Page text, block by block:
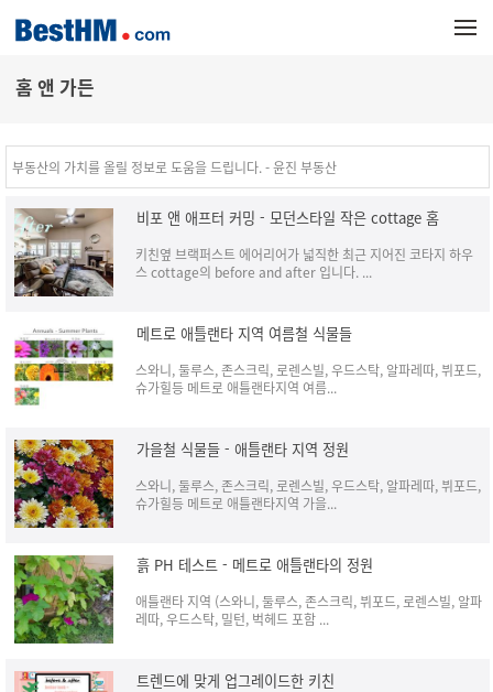
홈 앤 가든
부동산의 가치를 올릴 정보로 도움을 드립니다. - 윤진 부동산
비포 앤 애프터 커밍 - 모던스타일 작은 cottage 홈
키친옆 브랙퍼스트 에어리어가 넓직한 최근 지어진 코타지 하우
스 cottage의 before and after 입니다. ...
메트로 애틀랜타 지역 여름철 식물들
스와니, 둘루스, 존스크릭, 로렌스빌, 우드스탁, 알파레따, 뷔포드,
슈가힐등 메트로 애틀랜타지역 여름...
가을철 식물들 - 애틀랜타 지역 정원
스와니, 둘루스, 존스크릭, 로렌스빌, 우드스탁, 알파레따, 뷔포드,
슈가힐등 메트로 애틀랜타지역 가을...
흙 PH 테스트 - 메트로 애틀랜타의 정원
애틀랜타 지역 (스와니, 둘루스, 존스크릭, 뷔포드, 로렌스빌, 알파
레따, 우드스탁, 밀턴, 벅헤드 포함 ...
트렌드에 맞게 업그레이드한 키친